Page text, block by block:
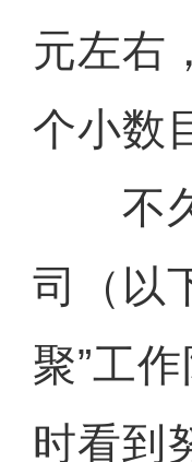
元左右
个小数
不久
司（以
聚”工
时看到